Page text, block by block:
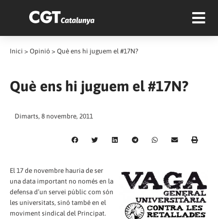
Inici > Opinió > Què ens hi juguem el #17N?
Què ens hi juguem el #17N?
Dimarts, 8 novembre, 2011
El 17 de novembre hauria de ser
una data important no només en la
defensa d’un servei públic com són
les universitats, sinó també en el
moviment sindical del Principat.